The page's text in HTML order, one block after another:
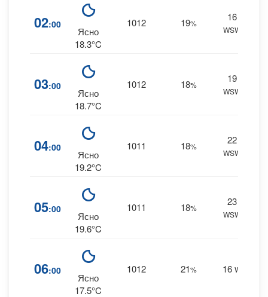
02:00
Ясно
18.3°C
1012 19%
16
WSW
03:00
Ясно
18.7°C
1012 18%
19
WSW
04:00
Ясно
19.2°C
1011 18%
22
WSW
05:00
Ясно
19.6°C
1011 18%
23
WSW
06:00
Ясно
17.5°C
1012 21% 16 W